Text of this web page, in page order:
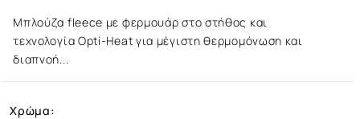
Μπλούζα fleece με φερμουάρ στο στήθος και
τεχνολογία Opti-Heat για μέγιστη θερμομόνωση και
διαπνοή...
Χρώμα: